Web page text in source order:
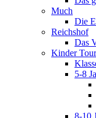
Much
Die
Reichshof
Das
Kinder
5-8
8-10